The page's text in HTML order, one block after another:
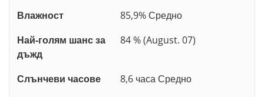
Влажност
85,9% Средно
Най-голям шанс за
дъжд
84 % (August. 07)
Слънчеви часове 8,6 часа Средно